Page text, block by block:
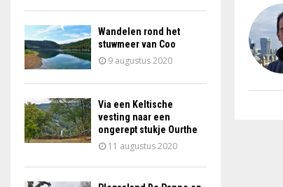
Wandelen rond het
stuwmeer van Coo
9 augustus 2020
Via een Keltische
vesting naar een
ongerept stukje Ourthe
11 augustus 2020